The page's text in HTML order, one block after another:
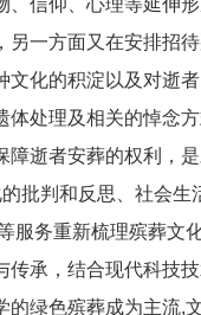
、信仰、心理等延伸
另一方面又在安排招待
文化的积淀以及对逝
体处理及相关的悼念
障逝者安葬的权利，是
批判和反思、社会生
服务重新梳理殡葬文
传承，结合现代科技
的绿色殡葬成为主流,